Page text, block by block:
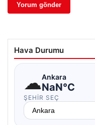
Hava Durumu
☁Ankara
NaN°C
ŞEHIR SEÇ